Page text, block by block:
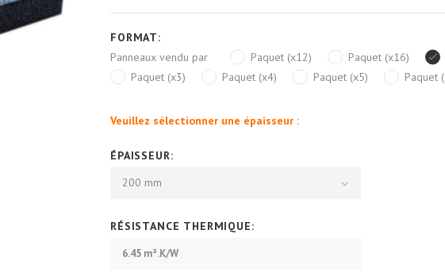
FORMAT:
Panneaux vendu par
Paquet (x12) Paquet (x16)
Paquet (x3)
Paquet (x4) Paquet (x5) Paquet
Veuillez sélectionner une épaisseur :
ÉPAISSEUR:
200 mm
RÉSISTANCE THERMIQUE:
6.45 m².K/W